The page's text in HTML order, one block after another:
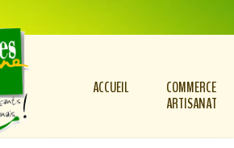
ACCUEIL
COMMERCE
ARTISANAT